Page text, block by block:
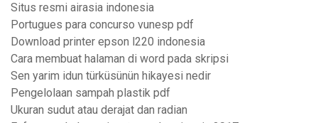
Situs resmi airasia indonesia
Portugues para concurso vunesp pdf
Download printer epson l220 indonesia
Cara membuat halaman di word pada skripsi
Sen yarim idun türküsünün hikayesi nedir
Pengelolaan sampah plastik pdf
Ukuran sudut atau derajat dan radian